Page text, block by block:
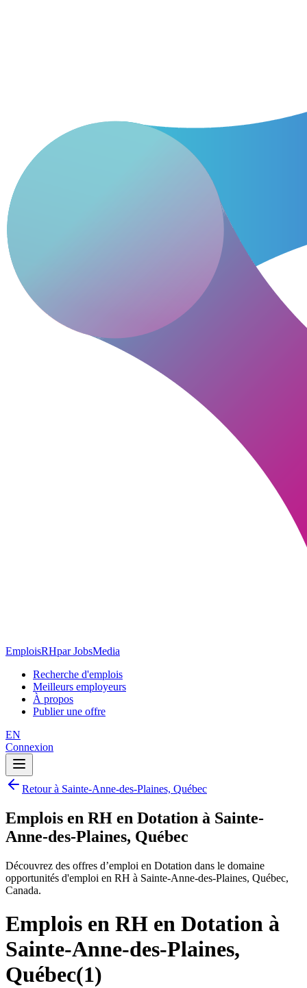
EmploisRHpar JobsMedia
Recherche d'emplois
Meilleurs employeurs
À propos
Publier une offre
EN
Connexion
Retour à Sainte-Anne-des-Plaines, Québec
Emplois en RH en Dotation à Sainte-
Anne-des-Plaines, Québec
Découvrez des offres d’emploi en Dotation dans le domaine
opportunités d'emploi en RH à Sainte-Anne-des-Plaines, Québec,
Canada.
Emplois en RH en Dotation à
Sainte-Anne-des-Plaines,
Québec(1)